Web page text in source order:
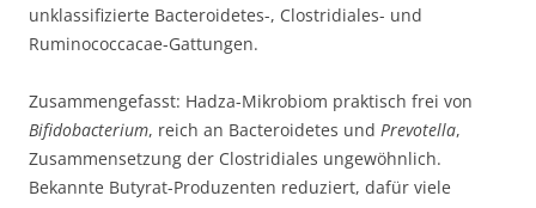
unklassifizierte Bacteroidetes-, Clostridiales- und
Ruminococcacae-Gattungen.
Zusammengefasst: Hadza-Mikrobiom praktisch frei von
Bifidobacterium, reich an Bacteroidetes und Prevotella,
Zusammensetzung der Clostridiales ungewöhnlich.
Bekannte Butyrat-Produzenten reduziert, dafür viele